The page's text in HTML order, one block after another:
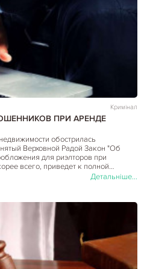
Кримінал
ПРИ АРЕНДЕ
обострилась
Верховной Радой Закон "Об
для риэлторов при
всего, приведет к полной…
Детальніше...